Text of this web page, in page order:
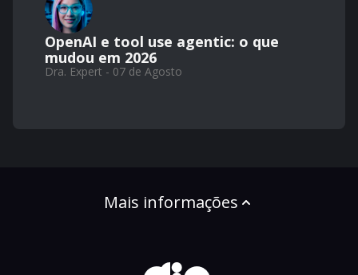
OpenAI e tool use agentic: o que
mudou em 2026
Dra. Expert - 07 de Agosto
Mais informações